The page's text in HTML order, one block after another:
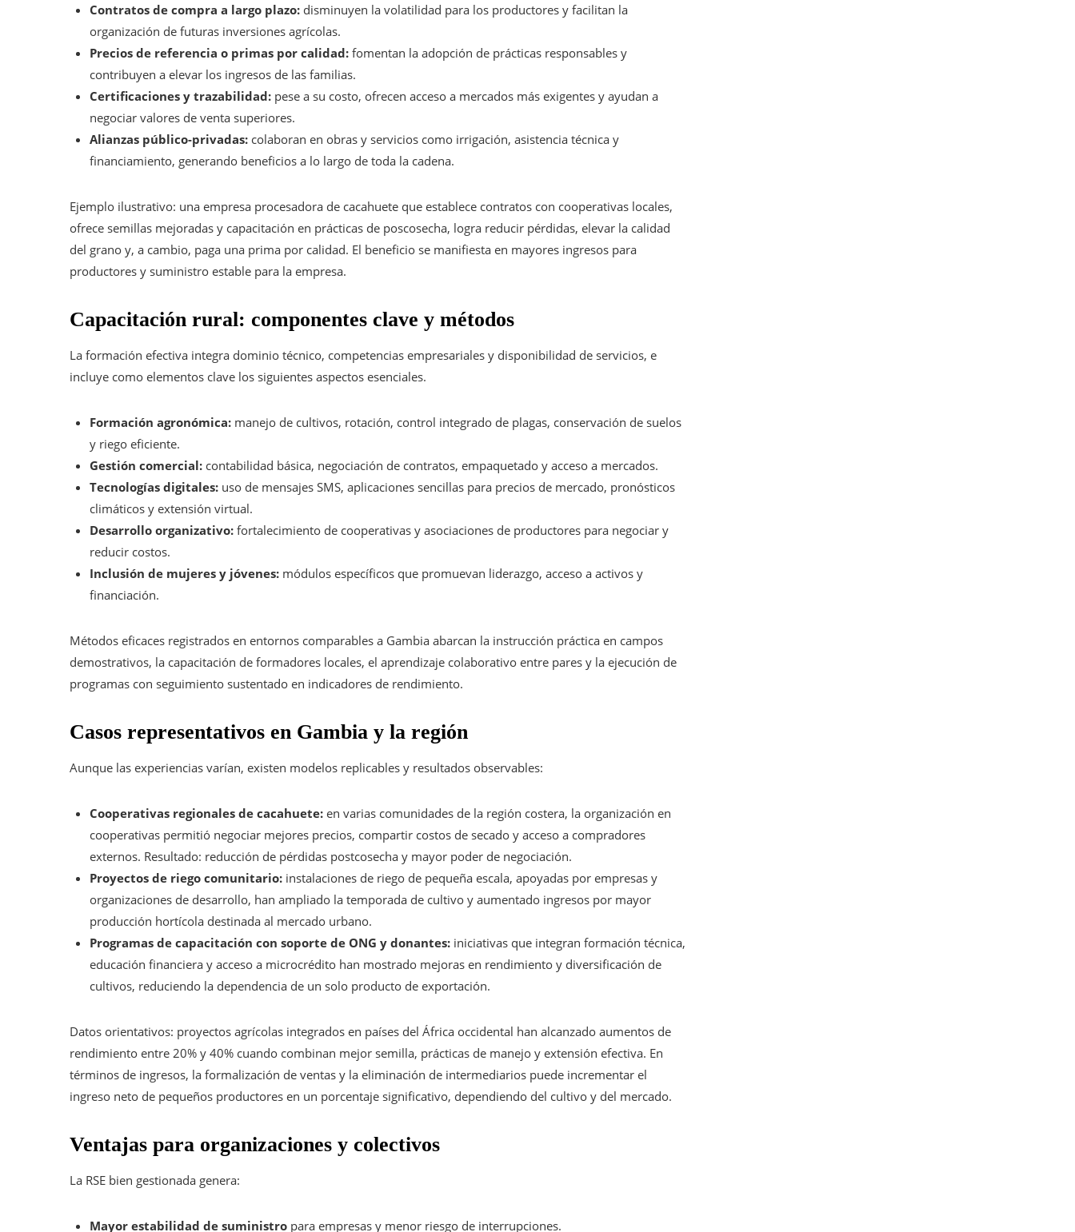
Contratos de compra a largo plazo: disminuyen la volatilidad para los productores y facilitan la
organización de futuras inversiones agrícolas.
Precios de referencia o primas por calidad: fomentan la adopción de prácticas responsables y
contribuyen a elevar los ingresos de las familias.
Certificaciones y trazabilidad: pese a su costo, ofrecen acceso a mercados más exigentes y ayudan a
negociar valores de venta superiores.
Alianzas público-privadas: colaboran en obras y servicios como irrigación, asistencia técnica y
financiamiento, generando beneficios a lo largo de toda la cadena.
Ejemplo ilustrativo: una empresa procesadora de cacahuete que establece contratos con cooperativas locales,
ofrece semillas mejoradas y capacitación en prácticas de poscosecha, logra reducir pérdidas, elevar la calidad
del grano y, a cambio, paga una prima por calidad. El beneficio se manifiesta en mayores ingresos para
productores y suministro estable para la empresa.
Capacitación rural: componentes clave y métodos
La formación efectiva integra dominio técnico, competencias empresariales y disponibilidad de servicios, e
incluye como elementos clave los siguientes aspectos esenciales.
Formación agronómica: manejo de cultivos, rotación, control integrado de plagas, conservación de suelos
y riego eficiente.
Gestión comercial: contabilidad básica, negociación de contratos, empaquetado y acceso a mercados.
Tecnologías digitales: uso de mensajes SMS, aplicaciones sencillas para precios de mercado, pronósticos
climáticos y extensión virtual.
Desarrollo organizativo: fortalecimiento de cooperativas y asociaciones de productores para negociar y
reducir costos.
Inclusión de mujeres y jóvenes: módulos específicos que promuevan liderazgo, acceso a activos y
financiación.
Métodos eficaces registrados en entornos comparables a Gambia abarcan la instrucción práctica en campos
demostrativos, la capacitación de formadores locales, el aprendizaje colaborativo entre pares y la ejecución de
programas con seguimiento sustentado en indicadores de rendimiento.
Casos representativos en Gambia y la región
Aunque las experiencias varían, existen modelos replicables y resultados observables:
Cooperativas regionales de cacahuete: en varias comunidades de la región costera, la organización en
cooperativas permitió negociar mejores precios, compartir costos de secado y acceso a compradores
externos. Resultado: reducción de pérdidas postcosecha y mayor poder de negociación.
Proyectos de riego comunitario: instalaciones de riego de pequeña escala, apoyadas por empresas y
organizaciones de desarrollo, han ampliado la temporada de cultivo y aumentado ingresos por mayor
producción hortícola destinada al mercado urbano.
Programas de capacitación con soporte de ONG y donantes: iniciativas que integran formación técnica,
educación financiera y acceso a microcrédito han mostrado mejoras en rendimiento y diversificación de
cultivos, reduciendo la dependencia de un solo producto de exportación.
Datos orientativos: proyectos agrícolas integrados en países del África occidental han alcanzado aumentos de
rendimiento entre 20% y 40% cuando combinan mejor semilla, prácticas de manejo y extensión efectiva. En
términos de ingresos, la formalización de ventas y la eliminación de intermediarios puede incrementar el
ingreso neto de pequeños productores en un porcentaje significativo, dependiendo del cultivo y del mercado.
Ventajas para organizaciones y colectivos
La RSE bien gestionada genera:
Mayor estabilidad de suministro para empresas y menor riesgo de interrupciones.